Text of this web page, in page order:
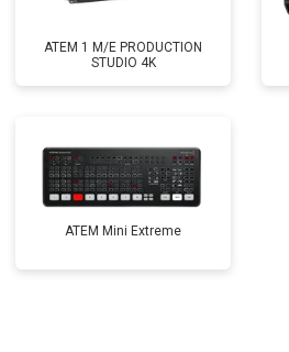
ATEM 1 M/E PRODUCTION
STUDIO 4K
ATEM Mini Extreme